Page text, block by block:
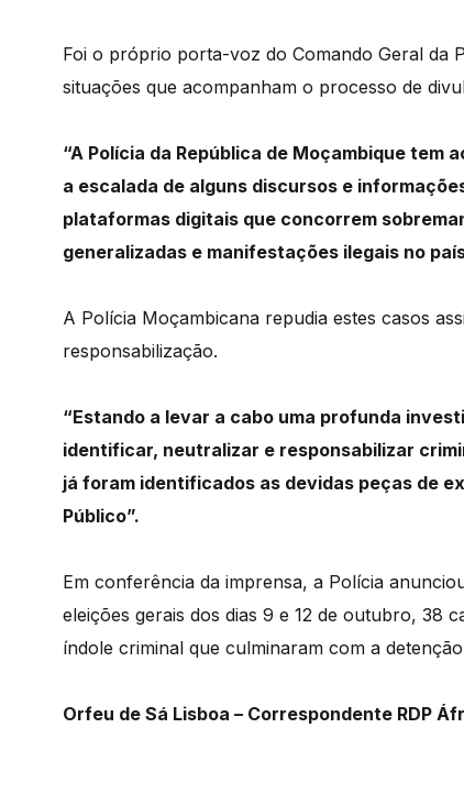
Foi o próprio porta-voz do Comando Geral da
situações que acompanham o processo de
“A Polícia da República de Moçambique tem
a escalada de alguns discursos e
plataformas digitais que concorrem
generalizadas e manifestações ilegais no
A Polícia Moçambicana repudia estes casos
responsabilização.
“Estando a levar a cabo uma profunda
identificar, neutralizar e responsabilizar
já foram identificados as devidas peças de
Público”.
Em conferência da imprensa, a Polícia
eleições gerais dos dias 9 e 12 de outubro, 38
índole criminal que culminaram com a detenção
Orfeu de Sá Lisboa – Correspondente RDP